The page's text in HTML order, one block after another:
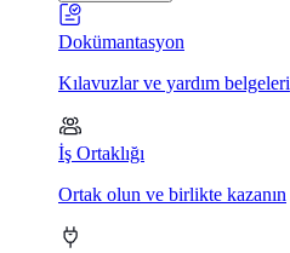
Dokümantasyon
Kılavuzlar ve yardım belgeleri
İş Ortaklığı
Ortak olun ve birlikte kazanın